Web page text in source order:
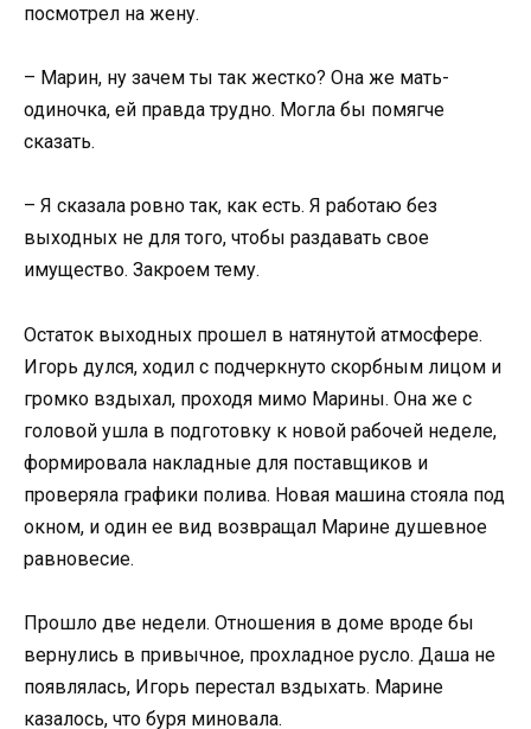
посмотрел на жену.
– Марин, ну зачем ты так жестко? Она же мать-
одиночка, ей правда трудно. Могла бы помягче
сказать.
– Я сказала ровно так, как есть. Я работаю без
выходных не для того, чтобы раздавать свое
имущество. Закроем тему.
Остаток выходных прошел в натянутой атмосфере.
Игорь дулся, ходил с подчеркнуто скорбным лицом и
громко вздыхал, проходя мимо Марины. Она же с
головой ушла в подготовку к новой рабочей неделе,
формировала накладные для поставщиков и
проверяла графики полива. Новая машина стояла под
окном, и один ее вид возвращал Марине душевное
равновесие.
Прошло две недели. Отношения в доме вроде бы
вернулись в привычное, прохладное русло. Даша не
появлялась, Игорь перестал вздыхать. Марине
казалось, что буря миновала.